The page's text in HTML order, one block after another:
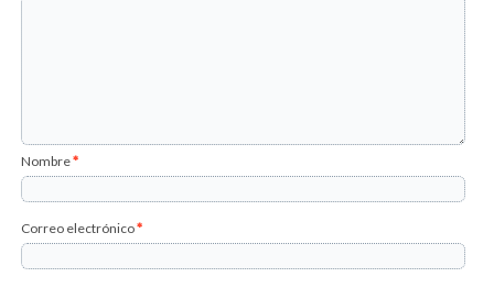
Nombre*
Correo electrónico*